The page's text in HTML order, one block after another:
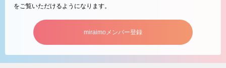
をご覧いただけるようになります。
miraimoメンバー登録